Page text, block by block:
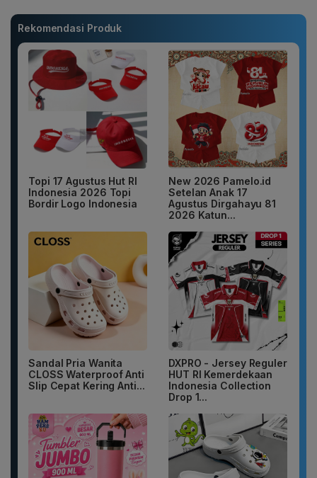
Rekomendasi Produk
Topi 17 Agustus Hut RI
Indonesia 2026 Topi
Bordir Logo Indonesia
New 2026 Pamelo.id
Setelan Anak 17
Agustus Dirgahayu 81
2026 Katun...
Sandal Pria Wanita
CLOSS Waterproof Anti
Slip Cepat Kering Anti...
DXPRO - Jersey Reguler
HUT RI Kemerdekaan
Indonesia Collection
Drop 1...